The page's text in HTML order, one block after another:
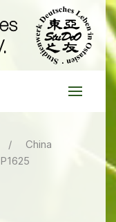
China
P1625